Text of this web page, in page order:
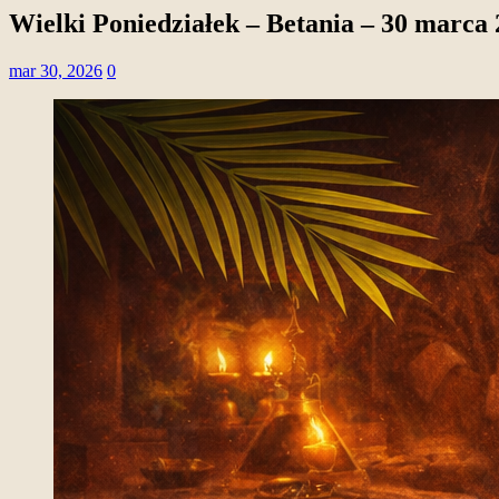
Wielki Poniedziałek – Betania – 30 marca
mar 30, 2026 0